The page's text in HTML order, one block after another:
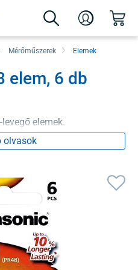
Mérőműszerek Elemek
elem, 6 db
elemek.
olvasok